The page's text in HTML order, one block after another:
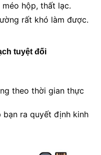
hộp, thất lạc.
rất khó làm được.
tuyệt đối
theo thời gian thực
ra quyết định kinh